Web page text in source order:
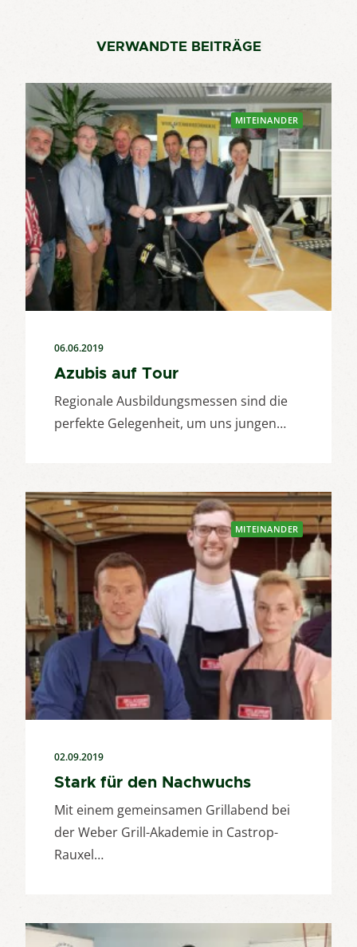
VERWANDTE BEITRÄGE
MITEINANDER
06.06.2019
Azubis auf Tour
Regionale Ausbildungsmessen sind die
perfekte Gelegenheit, um uns jungen…
MITEINANDER
02.09.2019
Stark für den Nachwuchs
Mit einem gemeinsamen Grillabend bei
der Weber Grill-Akademie in Castrop-
Rauxel…